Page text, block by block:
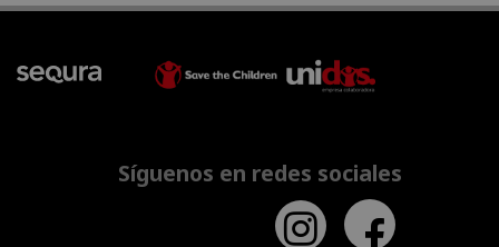
Síguenos en redes sociales